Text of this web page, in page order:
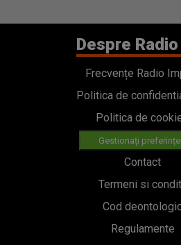
Despre
Frecvențe Radio
Politica de
Politica de
Gestionați
Contact
Termeni si
Cod
Regulamente